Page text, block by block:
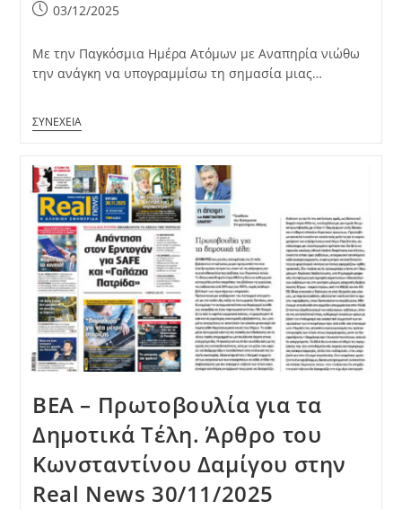
Post03/12/2025
Με την Παγκόσμια Ημέρα Ατόμων με Αναπηρία νιώθω
την ανάγκη να υπογραμμίσω τη σημασία μιας…
ΒΕΑ – Πρωτοβουλία για τα
Δημοτικά Τέλη. Άρθρο του
Κωνσταντίνου Δαμίγου στην
Real News 30/11/2025